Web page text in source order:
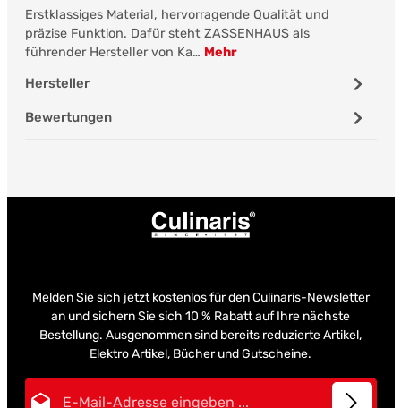
Erstklassiges Material, hervorragende Qualität und
präzise Funktion. Dafür steht ZASSENHAUS als
führender Hersteller von Ka… Mehr
Hersteller
Bewertungen
Melden Sie sich jetzt kostenlos für den Culinaris-Newsletter
an und sichern Sie sich 10 % Rabatt auf Ihre nächste
Bestellung. Ausgenommen sind bereits reduzierte Artikel,
Elektro Artikel, Bücher und Gutscheine.